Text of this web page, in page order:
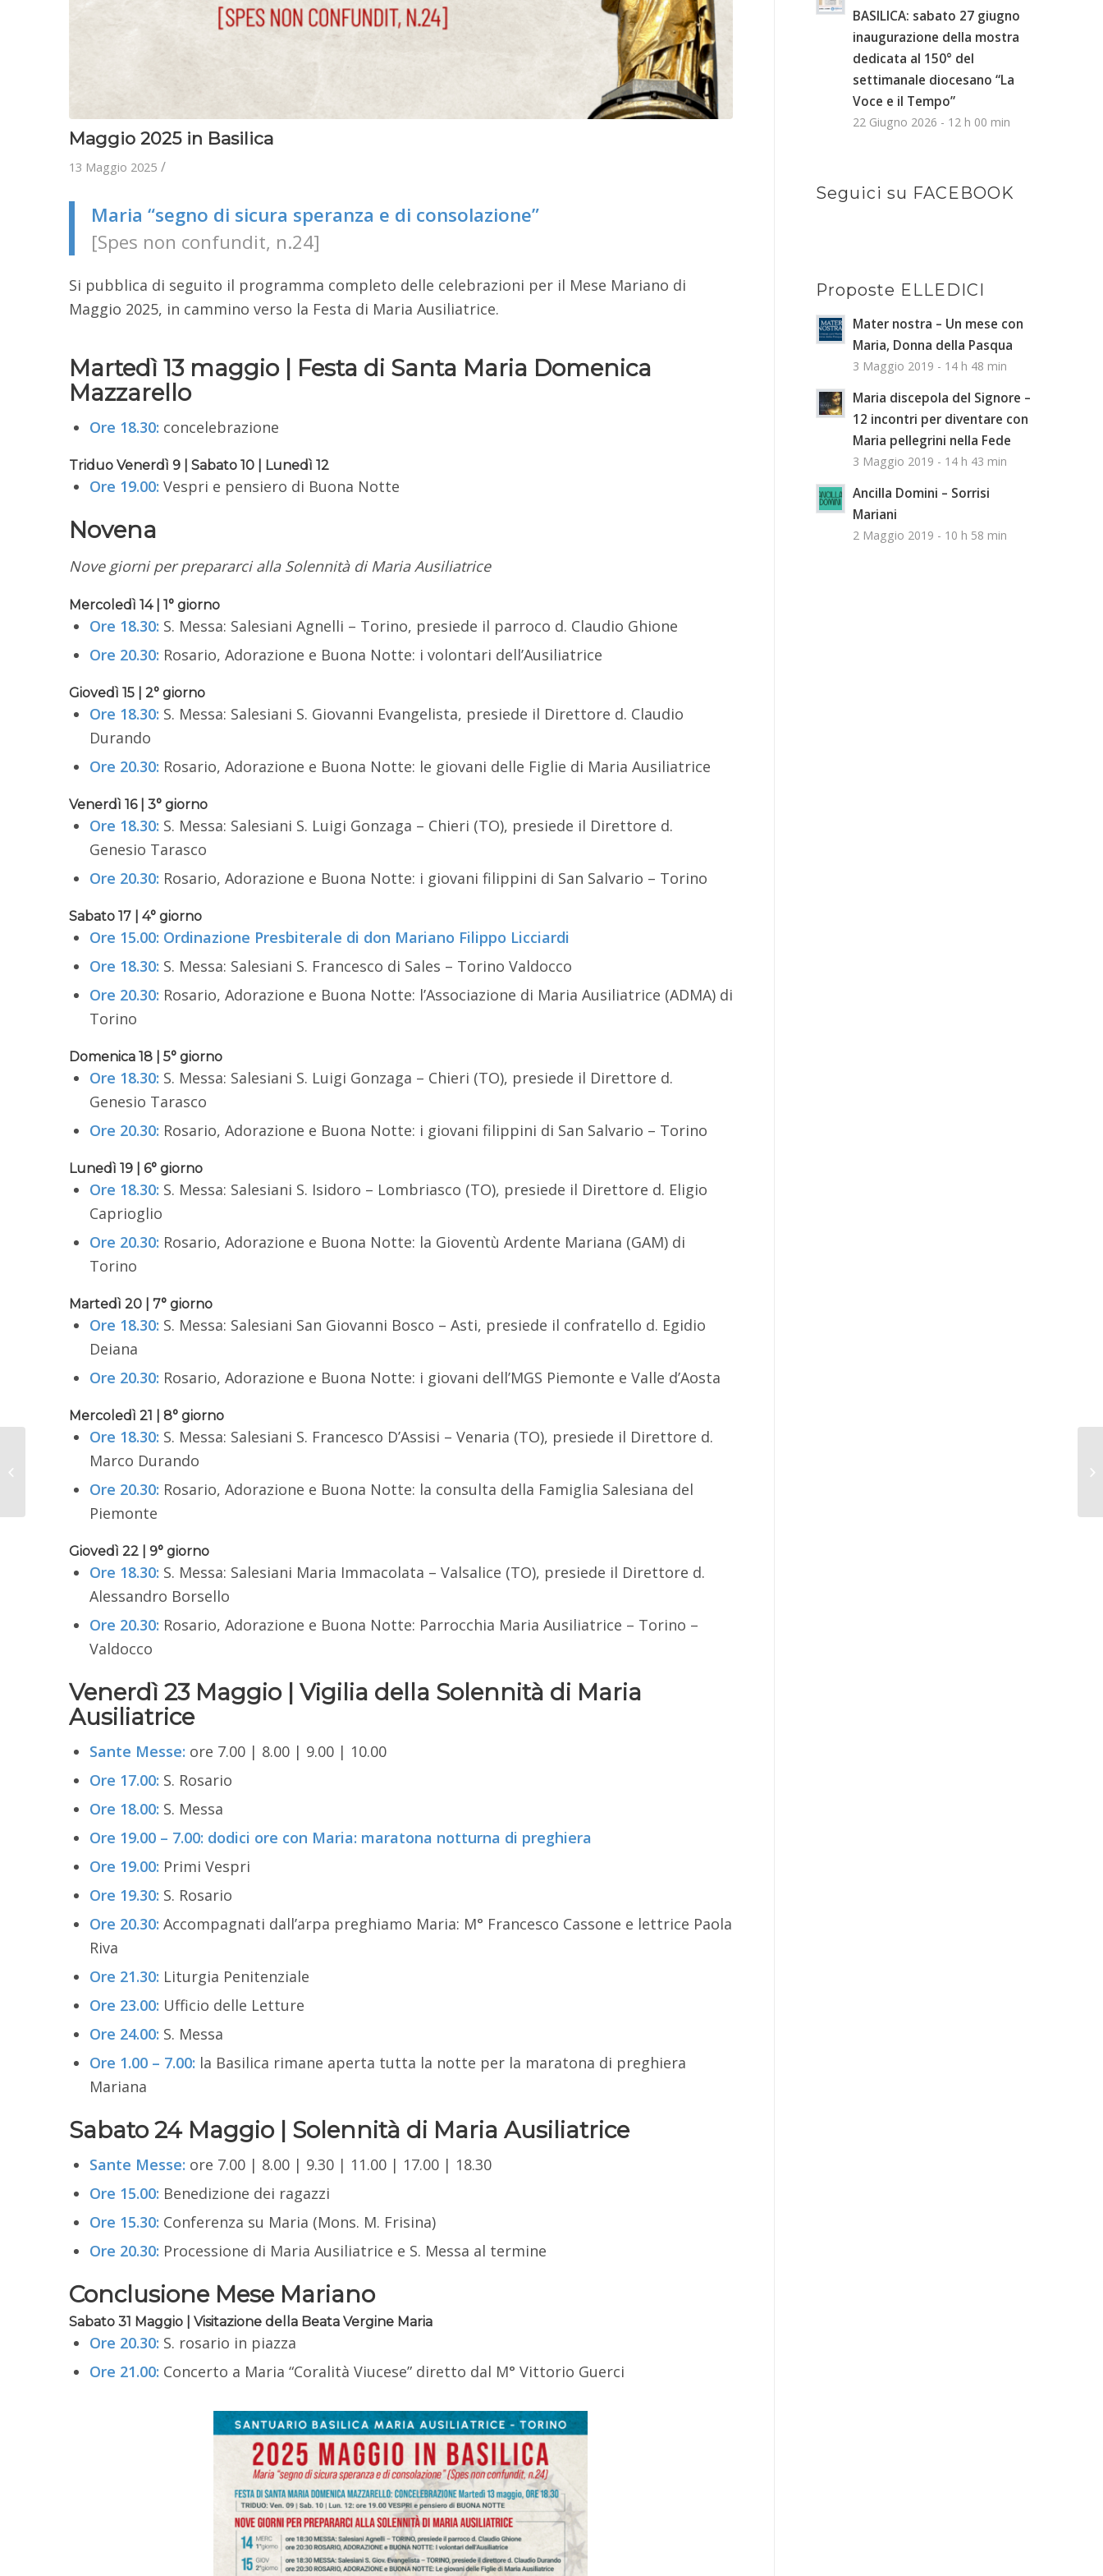
Maggio 2025 in Basilica
13 Maggio 2025 /
Maria “segno di sicura speranza e di consolazione”
[Spes non confundit, n.24]
Si pubblica di seguito il programma completo delle celebrazioni per il Mese Mariano di
Maggio 2025, in cammino verso la Festa di Maria Ausiliatrice.
Martedì 13 maggio | Festa di Santa Maria Domenica
Mazzarello
Ore 18.30: concelebrazione
Triduo Venerdì 9 | Sabato 10 | Lunedì 12
Ore 19.00: Vespri e pensiero di Buona Notte
Novena
Nove giorni per prepararci alla Solennità di Maria Ausiliatrice
Mercoledì 14 | 1° giorno
Ore 18.30: S. Messa: Salesiani Agnelli – Torino, presiede il parroco d. Claudio Ghione
Ore 20.30: Rosario, Adorazione e Buona Notte: i volontari dell’Ausiliatrice
Giovedì 15 | 2° giorno
Ore 18.30: S. Messa: Salesiani S. Giovanni Evangelista, presiede il Direttore d. Claudio
Durando
Ore 20.30: Rosario, Adorazione e Buona Notte: le giovani delle Figlie di Maria Ausiliatrice
Venerdì 16 | 3° giorno
Ore 18.30: S. Messa: Salesiani S. Luigi Gonzaga – Chieri (TO), presiede il Direttore d.
Genesio Tarasco
Ore 20.30: Rosario, Adorazione e Buona Notte: i giovani filippini di San Salvario – Torino
Sabato 17 | 4° giorno
Ore 15.00: Ordinazione Presbiterale di don Mariano Filippo Licciardi
Ore 18.30: S. Messa: Salesiani S. Francesco di Sales – Torino Valdocco
Ore 20.30: Rosario, Adorazione e Buona Notte: l’Associazione di Maria Ausiliatrice (ADMA) di
Torino
Domenica 18 | 5° giorno
Ore 18.30: S. Messa: Salesiani S. Luigi Gonzaga – Chieri (TO), presiede il Direttore d.
Genesio Tarasco
Ore 20.30: Rosario, Adorazione e Buona Notte: i giovani filippini di San Salvario – Torino
Lunedì 19 | 6° giorno
Ore 18.30: S. Messa: Salesiani S. Isidoro – Lombriasco (TO), presiede il Direttore d. Eligio
Caprioglio
Ore 20.30: Rosario, Adorazione e Buona Notte: la Gioventù Ardente Mariana (GAM) di
Torino
Martedì 20 | 7° giorno
Ore 18.30: S. Messa: Salesiani San Giovanni Bosco – Asti, presiede il confratello d. Egidio
Deiana
Ore 20.30: Rosario, Adorazione e Buona Notte: i giovani dell’MGS Piemonte e Valle d’Aosta
Mercoledì 21 | 8° giorno
Ore 18.30: S. Messa: Salesiani S. Francesco D’Assisi – Venaria (TO), presiede il Direttore d.
Marco Durando
Ore 20.30: Rosario, Adorazione e Buona Notte: la consulta della Famiglia Salesiana del
Piemonte
Giovedì 22 | 9° giorno
Ore 18.30: S. Messa: Salesiani Maria Immacolata – Valsalice (TO), presiede il Direttore d.
Alessandro Borsello
Ore 20.30: Rosario, Adorazione e Buona Notte: Parrocchia Maria Ausiliatrice – Torino –
Valdocco
Venerdì 23 Maggio | Vigilia della Solennità di Maria
Ausiliatrice
Sante Messe: ore 7.00 | 8.00 | 9.00 | 10.00
Ore 17.00: S. Rosario
Ore 18.00: S. Messa
Ore 19.00 – 7.00: dodici ore con Maria: maratona notturna di preghiera
Ore 19.00: Primi Vespri
Ore 19.30: S. Rosario
Ore 20.30: Accompagnati dall’arpa preghiamo Maria: M° Francesco Cassone e lettrice Paola
Riva
Ore 21.30: Liturgia Penitenziale
Ore 23.00: Ufficio delle Letture
Ore 24.00: S. Messa
Ore 1.00 – 7.00: la Basilica rimane aperta tutta la notte per la maratona di preghiera
Mariana
Sabato 24 Maggio | Solennità di Maria Ausiliatrice
Sante Messe: ore 7.00 | 8.00 | 9.30 | 11.00 | 17.00 | 18.30
Ore 15.00: Benedizione dei ragazzi
Ore 15.30: Conferenza su Maria (Mons. M. Frisina)
Ore 20.30: Processione di Maria Ausiliatrice e S. Messa al termine
Conclusione Mese Mariano
Sabato 31 Maggio | Visitazione della Beata Vergine Maria
Ore 20.30: S. rosario in piazza
Ore 21.00: Concerto a Maria “Coralità Viucese” diretto dal M° Vittorio Guerci
BASILICA: sabato 27 giugno
inaugurazione della mostra
dedicata al 150° del
settimanale diocesano “La
Voce e il Tempo”
22 Giugno 2026 - 12 h 00 min
Seguici su FACEBOOK
Proposte ELLEDICI
Mater nostra – Un mese con
Maria, Donna della Pasqua
3 Maggio 2019 - 14 h 48 min
Maria discepola del Signore –
12 incontri per diventare con
Maria pellegrini nella Fede
3 Maggio 2019 - 14 h 43 min
Ancilla Domini – Sorrisi
Mariani
2 Maggio 2019 - 10 h 58 min
Incontro con Mons.
Marco Frisina, biblista
e compositore